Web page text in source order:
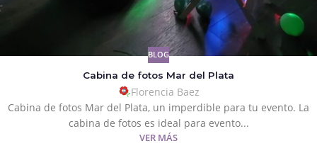
BLOG
Cabina de fotos Mar del Plata
Florencia Baez
Cabina de fotos Mar del Plata, un imperdible para tu evento. La
cabina de fotos es ideal para evento...
VER MÁS